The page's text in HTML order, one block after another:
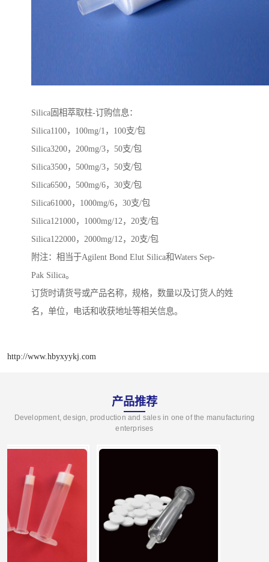
Silica固相萃取柱-订购信息：
Silica1100，100mg/1，100支/包
Silica3200，200mg/3，50支/包
Silica3500，500mg/3，50支/包
Silica6500，500mg/6，30支/包
Silica61000，1000mg/6，30支/包
Silica121000，1000mg/12，20支/包
Silica122000，2000mg/12，20支/包
附注：相当于Agilent Bond Elut Silica和Waters Sep-
Pak Silica。
订货时请货号或产品名称，规格，数量以及订货人的姓
名，单位，电话和收获地址等相关信息。
http://www.hbyxyykj.com
产品推荐
Development, design, production and sales in one of the manufacturing
enterprises